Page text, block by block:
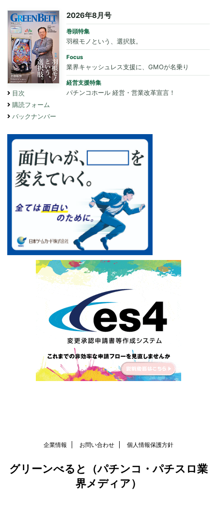
目次
購読フォーム
バックナンバー
2026年8月号
巻頭特集
羽根モノという、選択肢。
Focus
業界キャッシュレス支援に、GMOが名乗り
経営支援特集
パチンコホール 経営・営業改革宣言！
企業情報 お問い合わせ 個人情報保護方針
グリーンべると（パチンコ・パチスロ業
界メディア）